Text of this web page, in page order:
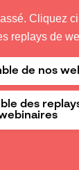
Cliquez
replays de
de nos
des